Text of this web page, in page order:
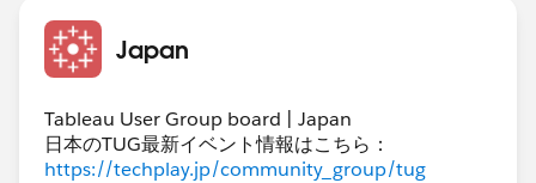
Japan
Tableau User Group board | Japan
日本のTUG最新イベント情報はこちら：
https://techplay.jp/community_group/tug